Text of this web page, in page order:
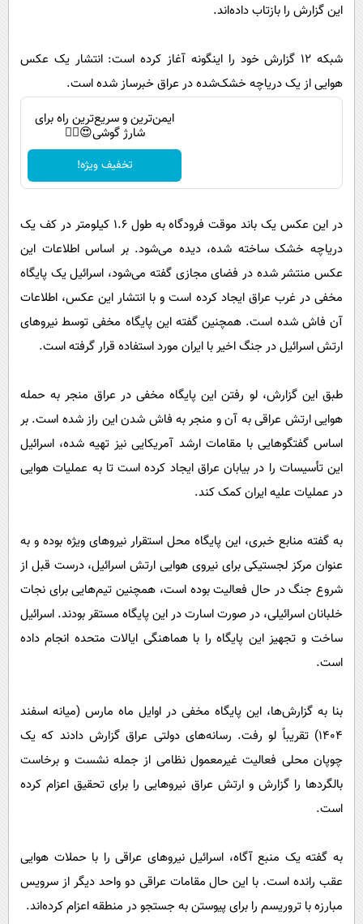
بین الملل
اجتماعی
حیات وحش
این گزارش را بازتاب داده‌اند.
شبکه ۱۲ گزارش خود را اینگونه آغاز کرده است: انتشار یک عکس
هوایی از یک دریاچه خشک‌شده در عراق خبرساز شده است.
ایمن‌ترین و سریع‌ترین راه برای
شارژ گوشی😍👌🏻
تخفیف ویژه!
در این عکس یک باند موقت فرودگاه به طول ۱.۶ کیلومتر در کف یک
دریاچه خشک ساخته شده، دیده می‌شود. بر اساس اطلاعات این
عکس منتشر شده در فضای مجازی گفته می‌شود، اسرائیل یک پایگاه
مخفی در غرب عراق ایجاد کرده است و با انتشار این عکس، اطلاعات
آن فاش شده است. همچنین گفته این پایگاه مخفی توسط نیروهای
ارتش اسرائیل در جنگ اخیر با ایران مورد استفاده قرار گرفته است.
طبق این گزارش، لو رفتن این پایگاه مخفی در عراق منجر به حمله
هوایی ارتش عراقی به آن و منجر به فاش شدن این راز شده است. بر
اساس گفتگوهایی با مقامات ارشد آمریکایی نیز تهیه شده، اسرائیل
این تأسیسات را در بیابان عراق ایجاد کرده است تا به عملیات هوایی
در عملیات علیه ایران کمک کند.
به گفته منابع خبری، این پایگاه محل استقرار نیروهای ویژه بوده و به
عنوان مرکز لجستیکی برای نیروی هوایی ارتش اسرائیل، درست قبل از
شروع جنگ در حال فعالیت بوده است، همچنین تیم‌هایی برای نجات
خلبانان اسرائیلی، در صورت اسارت در این پایگاه مستقر بودند. اسرائیل
ساخت و تجهیز این پایگاه را با هماهنگی ایالات متحده انجام داده
است.
بنا به گزارش‌ها، این پایگاه مخفی در اوایل ماه مارس (میانه اسفند
۱۴۰۴) تقریباً لو رفت. رسانه‌های دولتی عراق گزارش دادند که یک
چوپان محلی فعالیت غیرمعمول نظامی از جمله نشست و برخاست
بالگردها را گزارش و ارتش عراق نیروهایی را برای تحقیق اعزام کرده
است.
به گفته یک منبع آگاه، اسرائیل نیروهای عراقی را با حملات هوایی
عقب رانده است. با این حال مقامات عراقی دو واحد دیگر از سرویس
مبارزه با تروریسم را برای پیوستن به جستجو در منطقه اعزام کرده‌اند.